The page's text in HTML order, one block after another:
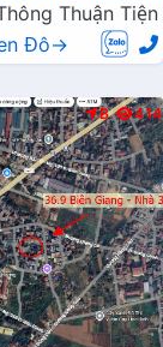
Thuận Tiện
Đô→
B 414